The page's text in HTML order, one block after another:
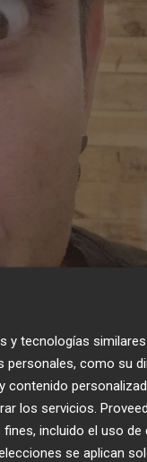
tecnologías
como su
los servicios.
incluido el uso
se aplican